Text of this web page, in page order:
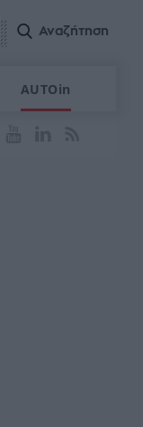
AUTOin